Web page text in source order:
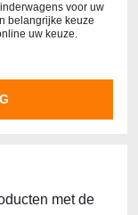
voor uw
belangrijke keuze
uw keuze.
met de